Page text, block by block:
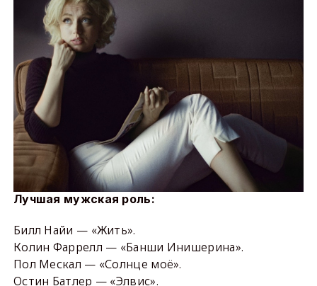
Лучшая мужская роль:
Билл Найи — «Жить».
Колин Фаррелл — «Банши Инишерина».
Пол Мескал — «Солнце моё».
Остин Батлер — «Элвис».